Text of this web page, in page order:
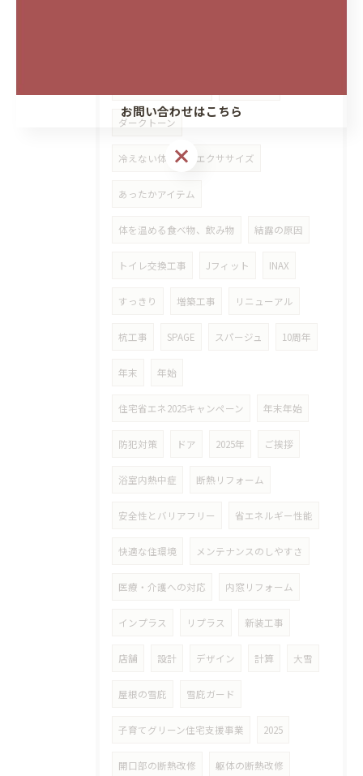
ダークトーン
冷えない体を作るエクササイズ
あったかアイテム
体を温める食べ物、飲み物 結露の原因
トイレ交換工事 Jフィット INAX
すっきり 増築工事 リニューアル
杭工事 SPAGE スパージュ 10周年
年末 年始
住宅省エネ2025キャンペーン 年末年始
防犯対策 ドア 2025年 ご挨拶
浴室内熱中症 断熱リフォーム
安全性とバリアフリー 省エネルギー性能
快適な住環境 メンテナンスのしやすさ
医療・介護への対応 内窓リフォーム
インプラス リプラス 新装工事
店舗 設計 デザイン 計算 大雪
屋根の雪庇 雪庇ガード
子育てグリーン住宅支援事業 2025
開口部の断熱改修 躯体の断熱改修
お問い合わせはこちら